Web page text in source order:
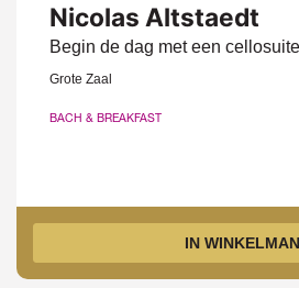
Nicolas Altstaedt
Begin de dag met een
Grote Zaal
BACH & BREAKFAST
IN